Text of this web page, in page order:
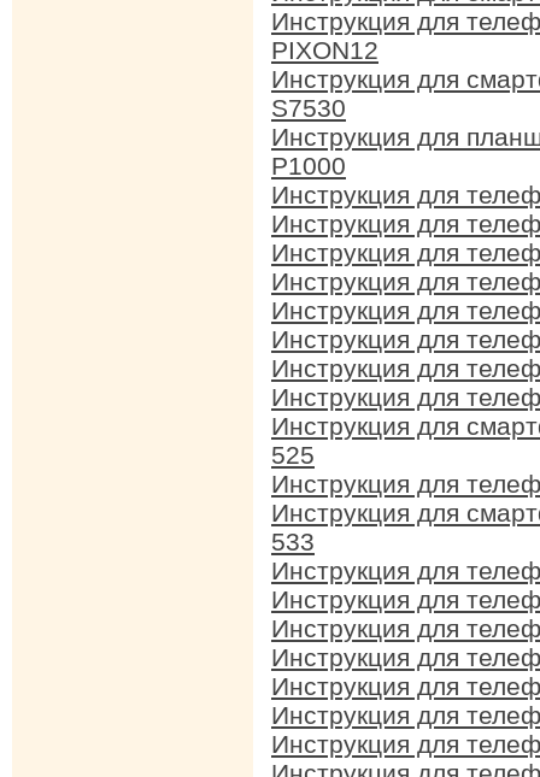
Инструкция для
PIXON12
Инструкция для
S7530
Инструкция для
P1000
Инструкция для
Инструкция для
Инструкция для
Инструкция для
Инструкция для
Инструкция для
Инструкция для
Инструкция для
Инструкция для
525
Инструкция для
Инструкция для
533
Инструкция для
Инструкция для
Инструкция для
Инструкция для
Инструкция для
Инструкция для
Инструкция для